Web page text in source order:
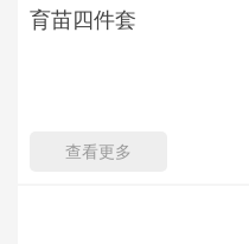
育苗四件套
查看更多